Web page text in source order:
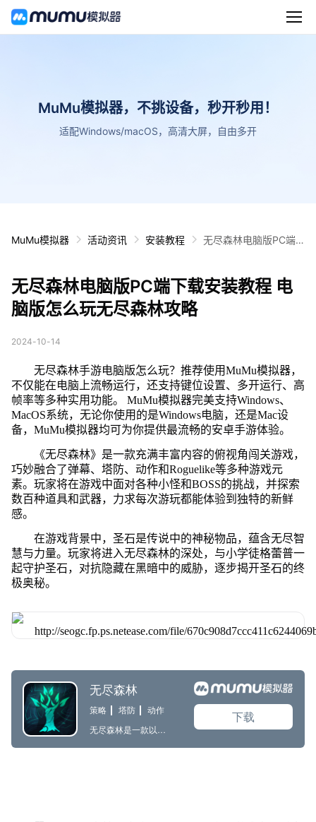
MuMu模拟器，不挑设备，秒开秒用！
适配Windows/macOS，高清大屏，自由多开
MuMu模拟器 活动资讯 安装教程
无尽森林电脑版PC端
无尽森林电脑版PC端下载安装教程 电
脑版怎么玩无尽森林攻略
2024-10-14
无尽森林手游电脑版怎么玩？推荐使用MuMu模拟器，
不仅能在电脑上流畅运行，还支持键位设置、多开运行、高
帧率等多种实用功能。 MuMu模拟器完美支持Windows、
MacOS系统，无论你使用的是Windows电脑，还是Mac设
备，MuMu模拟器均可为你提供最流畅的安卓手游体验。
《无尽森林》是一款充满丰富内容的俯视角闯关游戏，
巧妙融合了弹幕、塔防、动作和Roguelike等多种游戏元
素。玩家将在游戏中面对各种小怪和BOSS的挑战，并探索
数百种道具和武器，力求每次游玩都能体验到独特的新鲜
感。
在游戏背景中，圣石是传说中的神秘物品，蕴含无尽智
慧与力量。玩家将进入无尽森林的深处，与小学徒格蕾普一
起守护圣石，对抗隐藏在黑暗中的威胁，逐步揭开圣石的终
极奥秘。